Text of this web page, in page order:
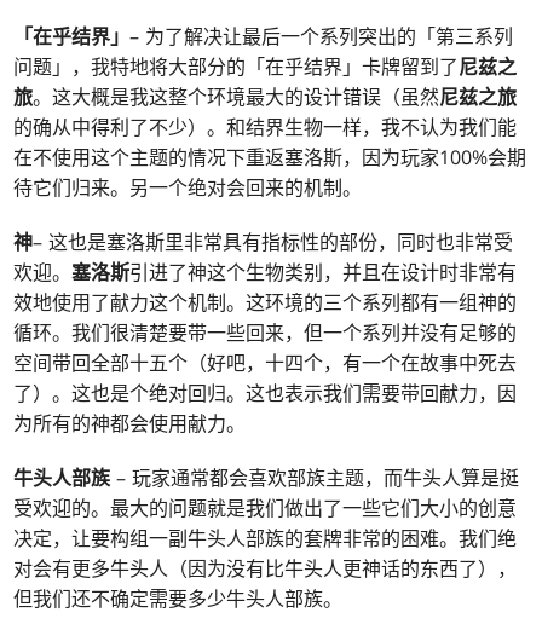
「在乎结界」– 为了解决让最后一个系列突出的「第三系列
问题」，我特地将大部分的「在乎结界」卡牌留到了尼兹之
旅。这大概是我这整个环境最大的设计错误（虽然尼兹之旅
的确从中得利了不少）。和结界生物一样，我不认为我们能
在不使用这个主题的情况下重返塞洛斯，因为玩家100%会期
待它们归来。另一个绝对会回来的机制。
神– 这也是塞洛斯里非常具有指标性的部份，同时也非常受
欢迎。塞洛斯引进了神这个生物类别，并且在设计时非常有
效地使用了献力这个机制。这环境的三个系列都有一组神的
循环。我们很清楚要带一些回来，但一个系列并没有足够的
空间带回全部十五个（好吧，十四个，有一个在故事中死去
了）。这也是个绝对回归。这也表示我们需要带回献力，因
为所有的神都会使用献力。
牛头人部族– 玩家通常都会喜欢部族主题，而牛头人算是挺
受欢迎的。最大的问题就是我们做出了一些它们大小的创意
决定，让要构组一副牛头人部族的套牌非常的困难。我们绝
对会有更多牛头人（因为没有比牛头人更神话的东西了），
但我们还不确定需要多少牛头人部族。